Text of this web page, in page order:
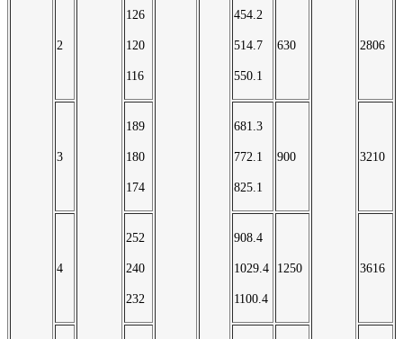
2
126
120
116
454.2
514.7
550.1
630 2806
3
189
180
174
681.3
772.1
825.1
900 3210
4
252
240
232
908.4
1029.4
1100.4
1250 3616